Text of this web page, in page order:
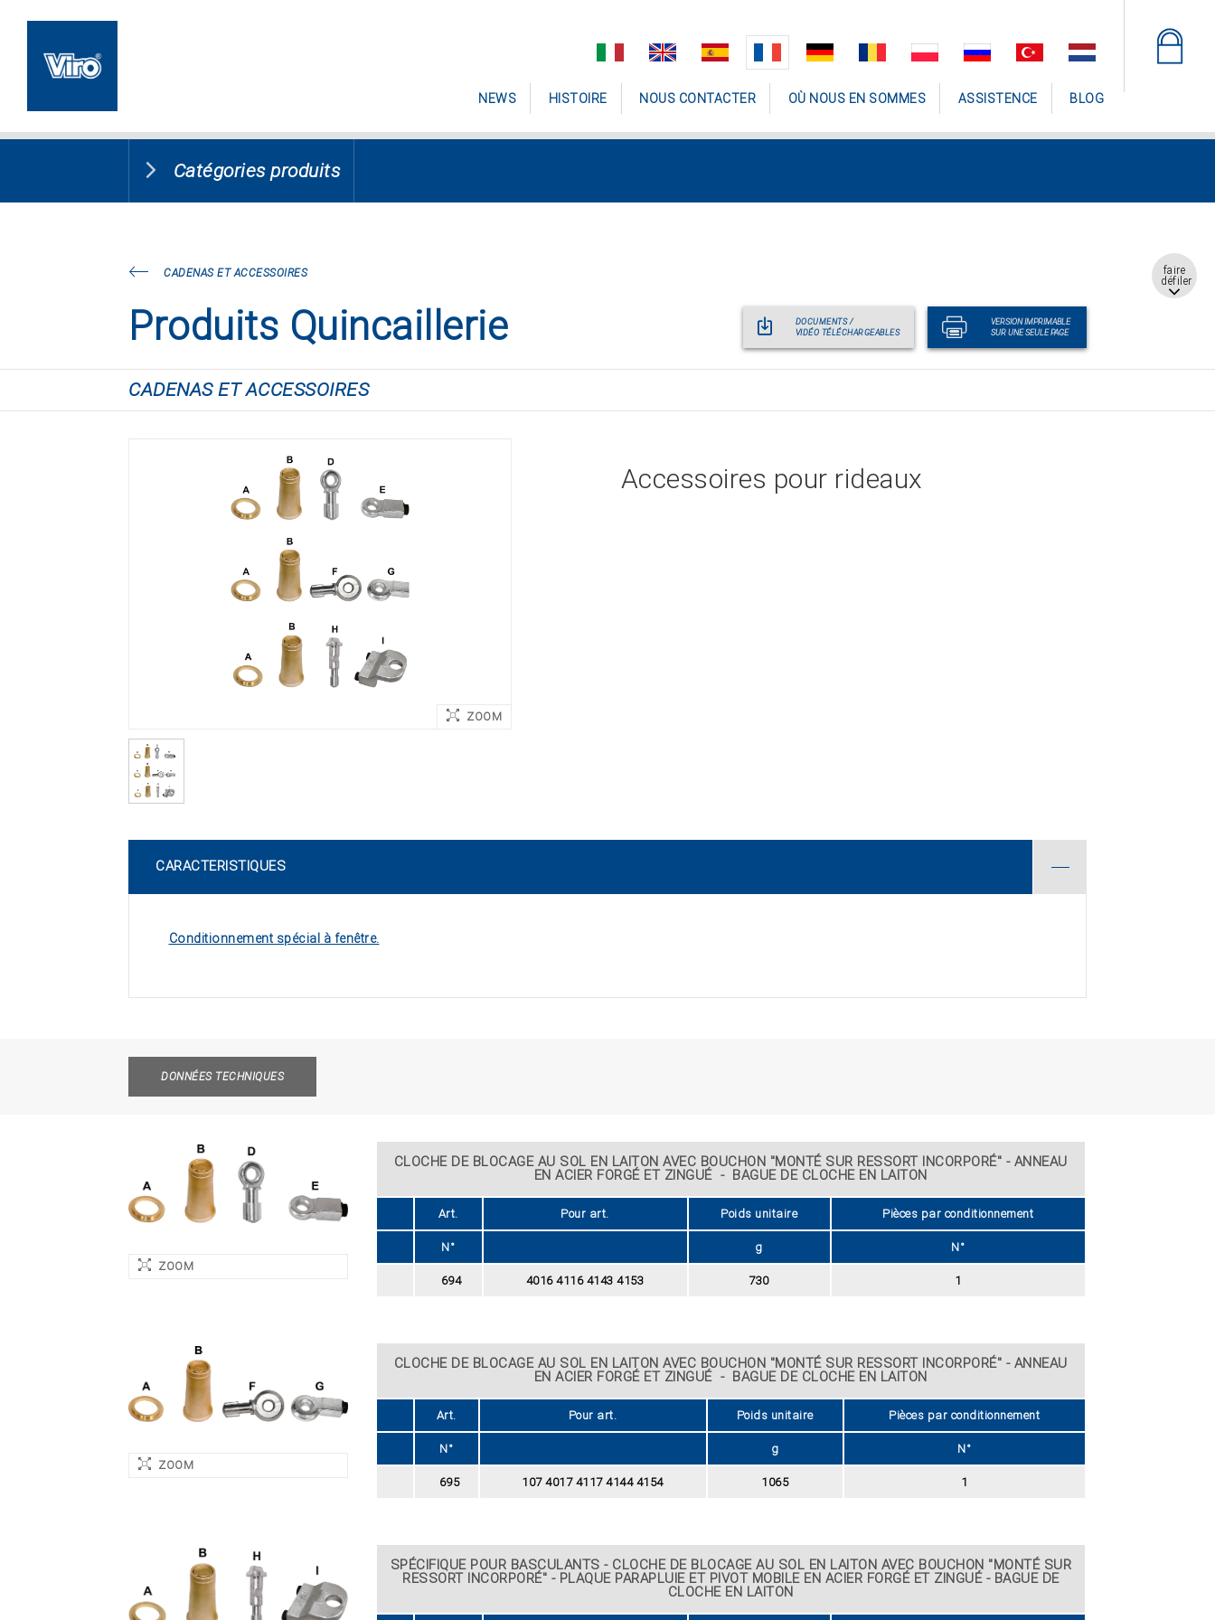
faire
défiler
NEWS HISTOIRE NOUS CONTACTER OÙ NOUS EN SOMMES ASSISTENCE BLOG
Catégories produits
CADENAS ET ACCESSOIRES
Produits Quincaillerie
DOCUMENTS /
VIDÉO TÉLÉCHARGEABLES
VERSION IMPRIMABLE
SUR UNE SEULE PAGE
CADENAS ET ACCESSOIRES
ZOOM
Accessoires pour rideaux
CARACTERISTIQUES
Conditionnement spécial à fenêtre.
DONNÉES TECHNIQUES
ZOOM
CLOCHE DE BLOCAGE AU SOL EN LAITON AVEC BOUCHON "MONTÉ SUR RESSORT INCORPORÉ" - ANNEAU
EN ACIER FORGÉ ET ZINGUÉ - BAGUE DE CLOCHE EN LAITON
Art. Pour art. Poids unitaire Pièces par conditionnement
N° g N°
694 4016 4116 4143 4153 730 1
ZOOM
CLOCHE DE BLOCAGE AU SOL EN LAITON AVEC BOUCHON "MONTÉ SUR RESSORT INCORPORÉ" - ANNEAU
EN ACIER FORGÉ ET ZINGUÉ - BAGUE DE CLOCHE EN LAITON
Art. Pour art. Poids unitaire Pièces par conditionnement
N° g N°
695 107 4017 4117 4144 4154 1065 1
SPÉCIFIQUE POUR BASCULANTS - CLOCHE DE BLOCAGE AU SOL EN LAITON AVEC BOUCHON "MONTÉ SUR
RESSORT INCORPORÉ" - PLAQUE PARAPLUIE ET PIVOT MOBILE EN ACIER FORGÉ ET ZINGUÉ - BAGUE DE
CLOCHE EN LAITON